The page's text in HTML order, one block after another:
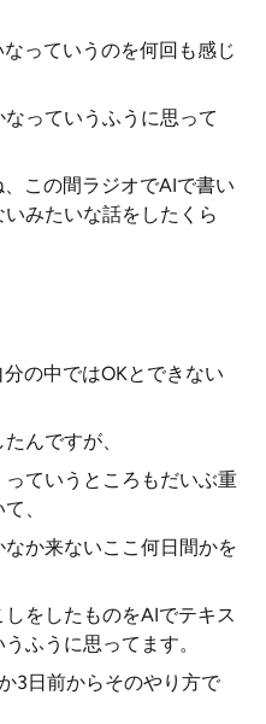
っていうのを何回も感じ
っていうふうに思って
この間ラジオでAIで書い
みたいな話をしたくら
の中ではOKとできない
んですが、
ていうところもだいぶ重
、
か来ないここ何日間かを
をしたものをAIでテキス
ふうに思ってます。
3日前からそのやり方で